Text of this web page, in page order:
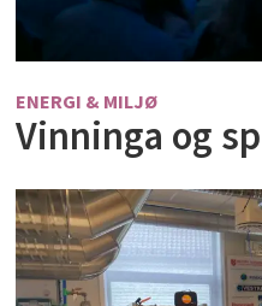
ENERGI & MILJØ
Vinninga og